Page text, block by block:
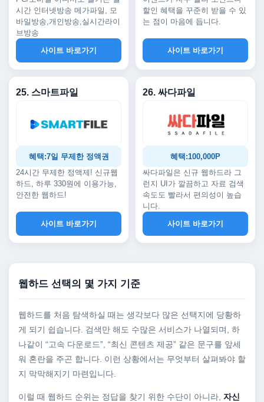
시간 인터넷방송 메가파일, 모
바일방송,개인방송,실시간라이
브방송
사이트 바로가기
할인 혜택을 꾸준히 받을 수 있
는 점이 마음에 듭니다.
사이트 바로가기
25. 스마트파일
혜택:7일 무제한 정액권
24시간 무제한 정액제! 신규웹
하드, 하루 330원에 이용가능,
안전한 웹하드!
사이트 바로가기
26. 싸다파일
혜택:100,000P
싸다파일은 신규 웹하드라 그
런지 UI가 깔끔하고 자료 검색
속도도 빨라서 편의성이 높습
니다.
사이트 바로가기
웹하드 선택의 몇 가지 기준
웹하드를 처음 탐색하실 때는 생각보다 많은 선택지에 당황하
게 되기 쉽습니다. 검색만 해도 수많은 서비스가 나열되며, 하
나같이 “고속 다운로드”, “최신 콘텐츠 제공” 같은 문구를 앞세
워 혼란을 주곤 합니다. 이런 상황에서는 무엇부터 살펴봐야 할
지 막막해지기 마련입니다.
이럴 때 웹하드 순위는 정답을 찾기 위한 수단이 아니라, 자신